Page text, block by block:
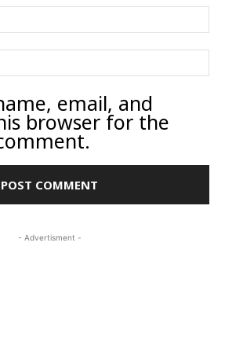
email, and
browser for the
- Advertisment -